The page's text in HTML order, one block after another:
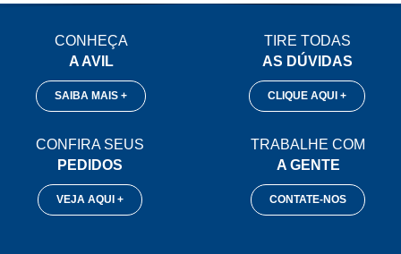
CONHEÇA
A AVIL
SAIBA MAIS +
TIRE TODAS
AS DÚVIDAS
CLIQUE AQUI +
CONFIRA SEUS
PEDIDOS
VEJA AQUI +
TRABALHE COM
A GENTE
CONTATE-NOS